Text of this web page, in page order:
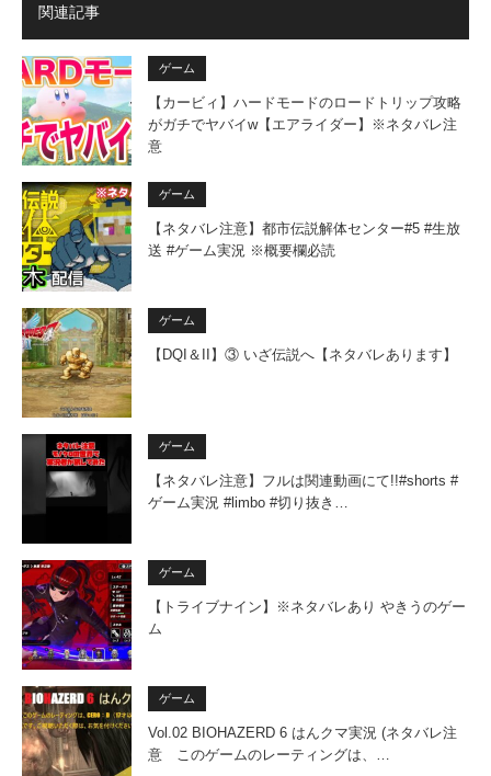
関連記事
ゲーム
【カービィ】ハードモードのロードトリップ攻略
がガチでヤバイw【エアライダー】※ネタバレ注
意
ゲーム
【ネタバレ注意】都市伝説解体センター#5 #生放
送 #ゲーム実況 ※概要欄必読
ゲーム
【DQI＆II】③ いざ伝説へ【ネタバレあります】
ゲーム
【ネタバレ注意】フルは関連動画にて!!#shorts #
ゲーム実況 #limbo #切り抜き…
ゲーム
【トライブナイン】※ネタバレあり やきうのゲー
ム
ゲーム
Vol.02 BIOHAZERD 6 はんクマ実況 (ネタバレ注
意 このゲームのレーティングは、…